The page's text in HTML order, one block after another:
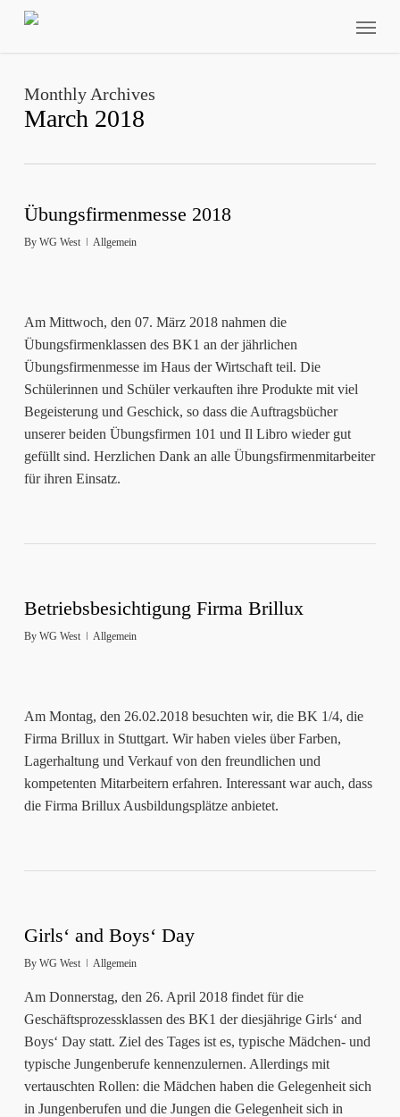
Skip
Monthly Archives
March 2018
Übungsfirmenmesse 2018
By WG West Allgemein
Am Mittwoch, den 07. März 2018 nahmen die
Übungsfirmenklassen des BK1 an der jährlichen
Übungsfirmenmesse im Haus der Wirtschaft teil. Die
Schülerinnen und Schüler verkauften ihre Produkte mit viel
Begeisterung und Geschick, so dass die Auftragsbücher
unserer beiden Übungsfirmen 101 und Il Libro wieder gut
gefüllt sind. Herzlichen Dank an alle Übungsfirmenmitarbeiter
für ihren Einsatz.
Betriebsbesichtigung Firma Brillux
By WG West Allgemein
Am Montag, den 26.02.2018 besuchten wir, die BK 1/4, die
Firma Brillux in Stuttgart. Wir haben vieles über Farben,
Lagerhaltung und Verkauf von den freundlichen und
kompetenten Mitarbeitern erfahren. Interessant war auch, dass
die Firma Brillux Ausbildungsplätze anbietet.
Girls‘ and Boys‘ Day
By WG West Allgemein
Am Donnerstag, den 26. April 2018 findet für die
Geschäftsprozessklassen des BK1 der diesjährige Girls‘ and
Boys‘ Day statt. Ziel des Tages ist es, typische Mädchen- und
typische Jungenberufe kennenzulernen. Allerdings mit
vertauschten Rollen: die Mädchen haben die Gelegenheit sich
in Jungenberufen und die Jungen die Gelegenheit sich in